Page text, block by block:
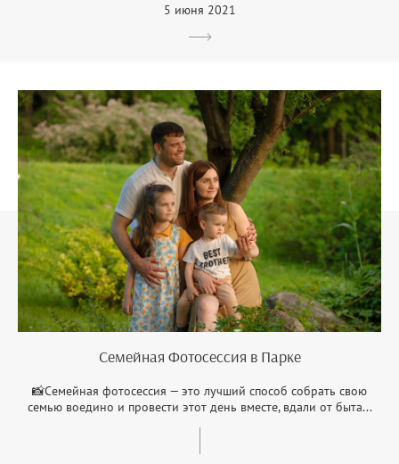
5 июня 2021
Семейная Фотосессия в Парке
📸Семейная фотосессия — это лучший способ собрать свою
семью воедино и провести этот день вместе, вдали от быта...